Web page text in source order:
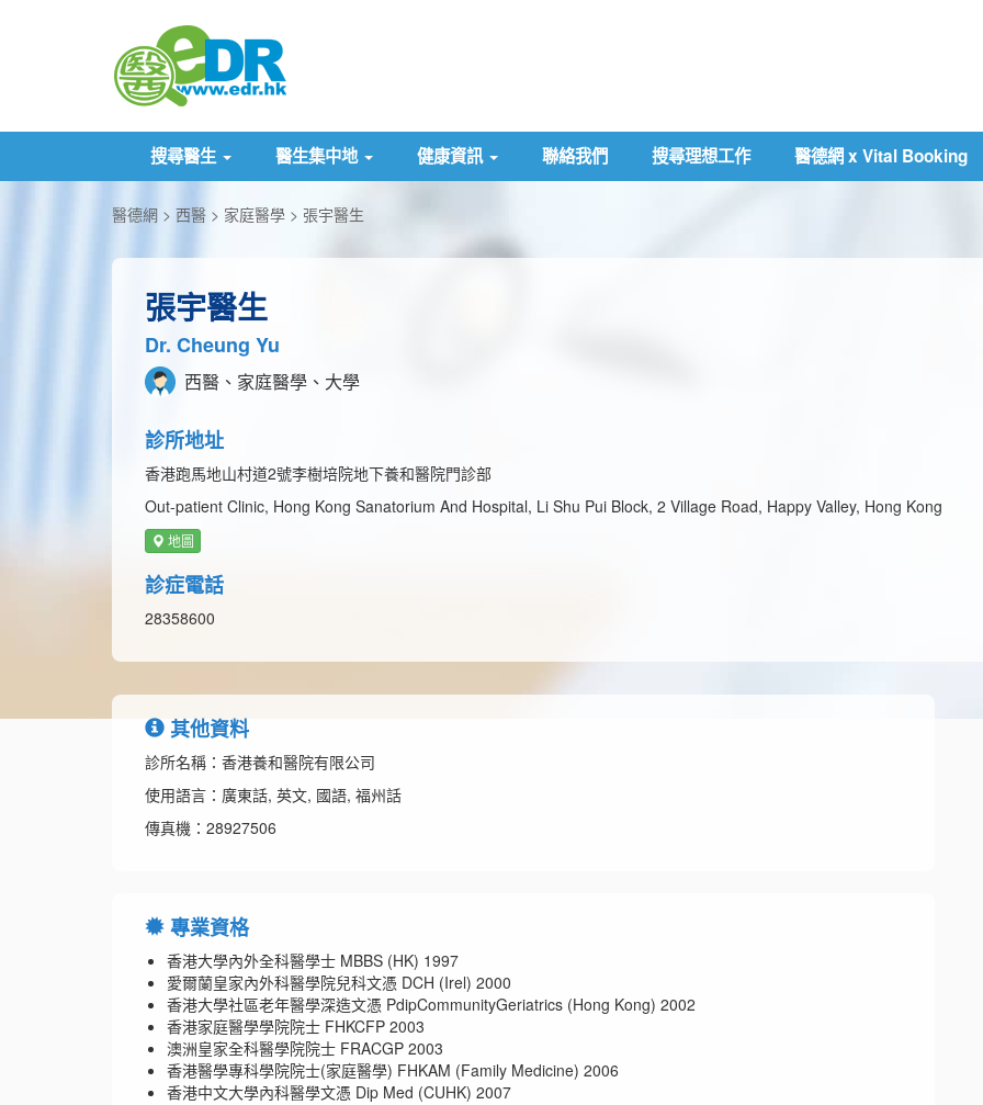
搜尋醫生 醫生集中地 健康資訊 聯絡我們 搜尋理想工作 醫德網 x Vital Booking
醫德網 西醫 家庭醫學 張宇醫生
張宇醫生
Dr. Cheung Yu
西醫、家庭醫學、大學
診所地址
香港跑馬地山村道2號李樹培院地下養和醫院門診部
Out-patient Clinic, Hong Kong Sanatorium And Hospital, Li Shu Pui Block, 2 Village Road, Happy Valley, Hong Kong
地圖
診症電話
28358600
其他資料
診所名稱：香港養和醫院有限公司
使用語言：廣東話, 英文, 國語, 福州話
傳真機：28927506
專業資格
香港大學內外全科醫學士 MBBS (HK) 1997
愛爾蘭皇家內外科醫學院兒科文憑 DCH (Irel) 2000
香港大學社區老年醫學深造文憑 PdipCommunityGeriatrics (Hong Kong) 2002
香港家庭醫學學院院士 FHKCFP 2003
澳洲皇家全科醫學院院士 FRACGP 2003
香港醫學專科學院院士(家庭醫學) FHKAM (Family Medicine) 2006
香港中文大學內科醫學文憑 Dip Med (CUHK) 2007